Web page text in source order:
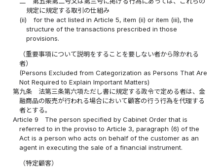
規定に規定する取引の仕組み
(ii)
for the act listed in Article 5, item (ii) or item (iii), the
structure of the transactions prescribed in those
provisions.
（重要事項について説明をすることを要しない者から除かれる
者）
(Persons Excluded from Categorization as Persons That Are
Not Required to Explain Important Matters)
第九条
法第三条第六項ただし書に規定する政令で定める者は、金
融商品の販売が行われる場合において顧客の行う行為を代理する
者とする。
Article 9
The person specified by Cabinet Order that is
referred to in the proviso to Article 3, paragraph (6) of the
Act is a person who acts on behalf of the customer as an
agent in executing the sale of a financial instrument.
（特定顧客）